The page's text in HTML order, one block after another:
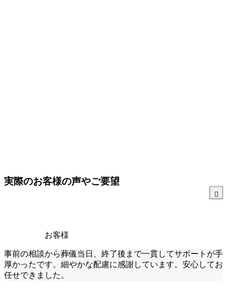
実際のお客様の声やご要望
お客様
事前の相談から葬儀当日、終了後まで一貫してサポートが手
厚かったです。細やかな配慮に感謝しています。安心してお
任せできました。